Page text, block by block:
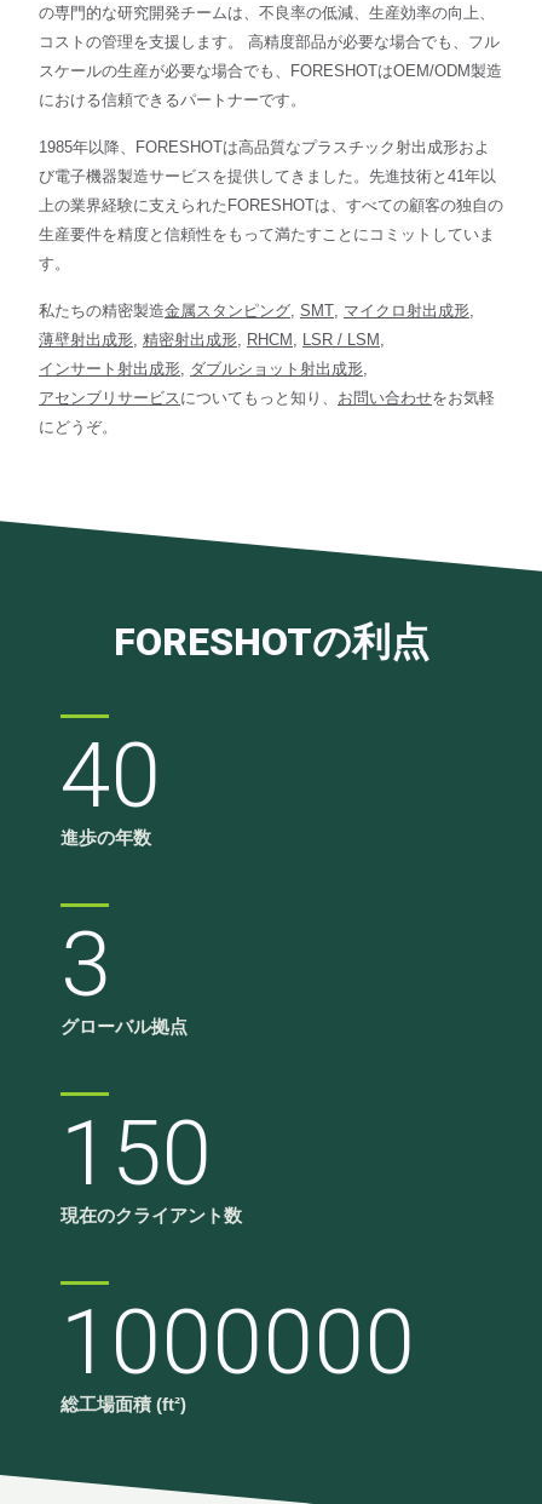
の専門的な研究開発チームは、不良率の低減、生産効率の向上、
コストの管理を支援します。 高精度部品が必要な場合でも、フル
スケールの生産が必要な場合でも、FORESHOTはOEM/ODM製造
における信頼できるパートナーです。
1985年以降、FORESHOTは高品質なプラスチック射出成形およ
び電子機器製造サービスを提供してきました。先進技術と41年以
上の業界経験に支えられたFORESHOTは、すべての顧客の独自の
生産要件を精度と信頼性をもって満たすことにコミットしていま
す。
私たちの精密製造金属スタンピング, SMT, マイクロ射出成形,
薄壁射出成形, 精密射出成形, RHCM , LSR / LSM ,
インサート射出成形, ダブルショット射出成形,
アセンブリサービスについてもっと知り、 お問い合わせをお気軽
にどうぞ。
FORESHOTの利点
40
進歩の年数
3
グローバル拠点
150
現在のクライアント数
1000000
総工場面積 (ft²)